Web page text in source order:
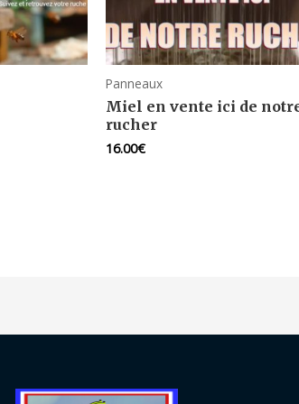
Panneaux
Miel en vente ici de
rucher
16.00€